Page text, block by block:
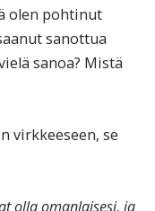
olen pohtinut
sanottua
sanoa? Mistä
virkkeeseen, se
olla omanlaisesi, ja